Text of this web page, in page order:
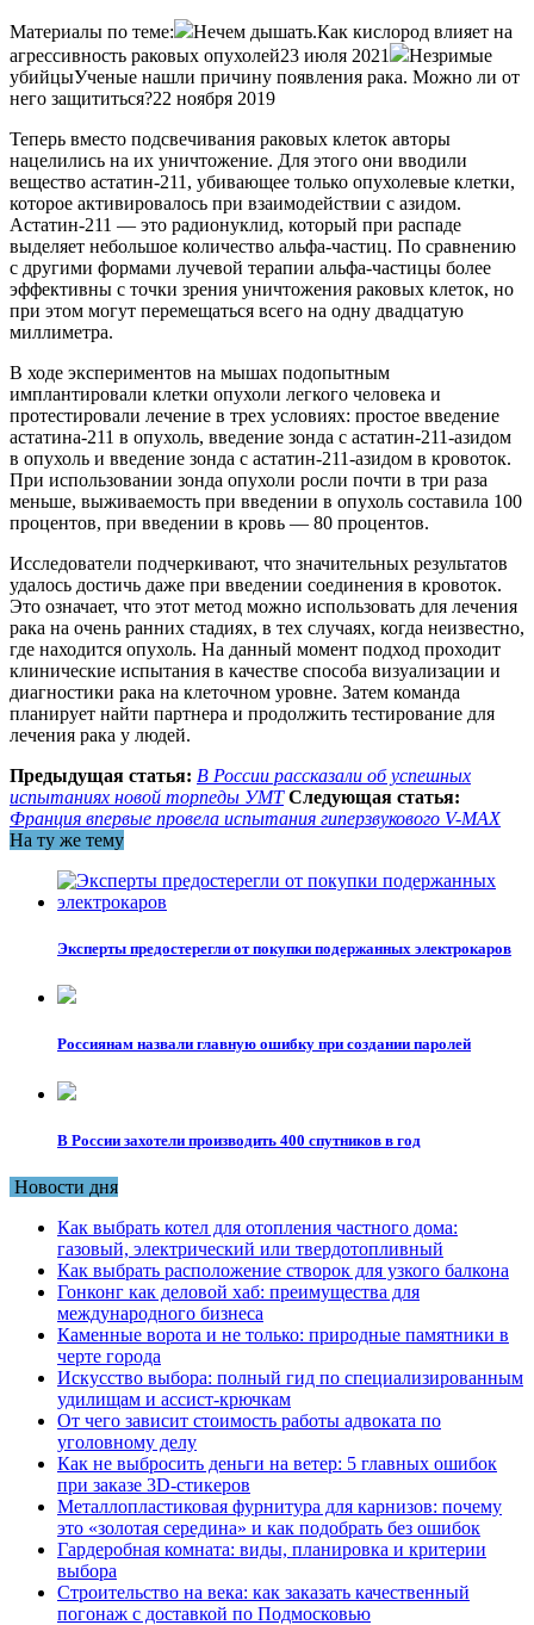
Материалы по теме:
Нечем дышать.Как кислород влияет на
агрессивность раковых опухолей23 июля 2021
Незримые
убийцыУченые нашли причину появления рака. Можно ли от
него защититься?22 ноября 2019
Теперь вместо подсвечивания раковых клеток авторы
нацелились на их уничтожение. Для этого они вводили
вещество астатин-211, убивающее только опухолевые клетки,
которое активировалось при взаимодействии с азидом.
Астатин-211 — это радионуклид, который при распаде
выделяет небольшое количество альфа-частиц. По сравнению
с другими формами лучевой терапии альфа-частицы более
эффективны с точки зрения уничтожения раковых клеток, но
при этом могут перемещаться всего на одну двадцатую
миллиметра.
В ходе экспериментов на мышах подопытным
имплантировали клетки опухоли легкого человека и
протестировали лечение в трех условиях: простое введение
астатина-211 в опухоль, введение зонда с астатин-211-азидом
в опухоль и введение зонда с астатин-211-азидом в кровоток.
При использовании зонда опухоли росли почти в три раза
меньше, выживаемость при введении в опухоль составила 100
процентов, при введении в кровь — 80 процентов.
Исследователи подчеркивают, что значительных результатов
удалось достичь даже при введении соединения в кровоток.
Это означает, что этот метод можно использовать для лечения
рака на очень ранних стадиях, в тех случаях, когда неизвестно,
где находится опухоль. На данный момент подход проходит
клинические испытания в качестве способа визуализации и
диагностики рака на клеточном уровне. Затем команда
планирует найти партнера и продолжить тестирование для
лечения рака у людей.
Предыдущая статья: В России рассказали об успешных
испытаниях новой торпеды УМТ Следующая статья:
Франция впервые провела испытания гиперзвукового V-MAX
На ту же тему
Эксперты предостерегли от покупки подержанных электрокаров
Россиянам назвали главную ошибку при создании паролей
В России захотели производить 400 спутников в год
Новости дня
Как выбрать котел для отопления частного дома:
газовый, электрический или твердотопливный
Как выбрать расположение створок для узкого балкона
Гонконг как деловой хаб: преимущества для
международного бизнеса
Каменные ворота и не только: природные памятники в
черте города
Искусство выбора: полный гид по специализированным
удилищам и ассист-крючкам
От чего зависит стоимость работы адвоката по
уголовному делу
Как не выбросить деньги на ветер: 5 главных ошибок
при заказе 3D-стикеров
Металлопластиковая фурнитура для карнизов: почему
это «золотая середина» и как подобрать без ошибок
Гардеробная комната: виды, планировка и критерии
выбора
Строительство на века: как заказать качественный
погонаж с доставкой по Подмосковью